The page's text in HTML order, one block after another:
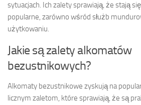
sytuacjach. Ich zalety sprawiają, że stają
popularne, zarówno wśród służb
użytkowaniu.
Jakie są zalety alkomatów
bezustnikowych?
Alkomaty bezustnikowe zyskują na
licznym zaletom, które sprawiają, że są